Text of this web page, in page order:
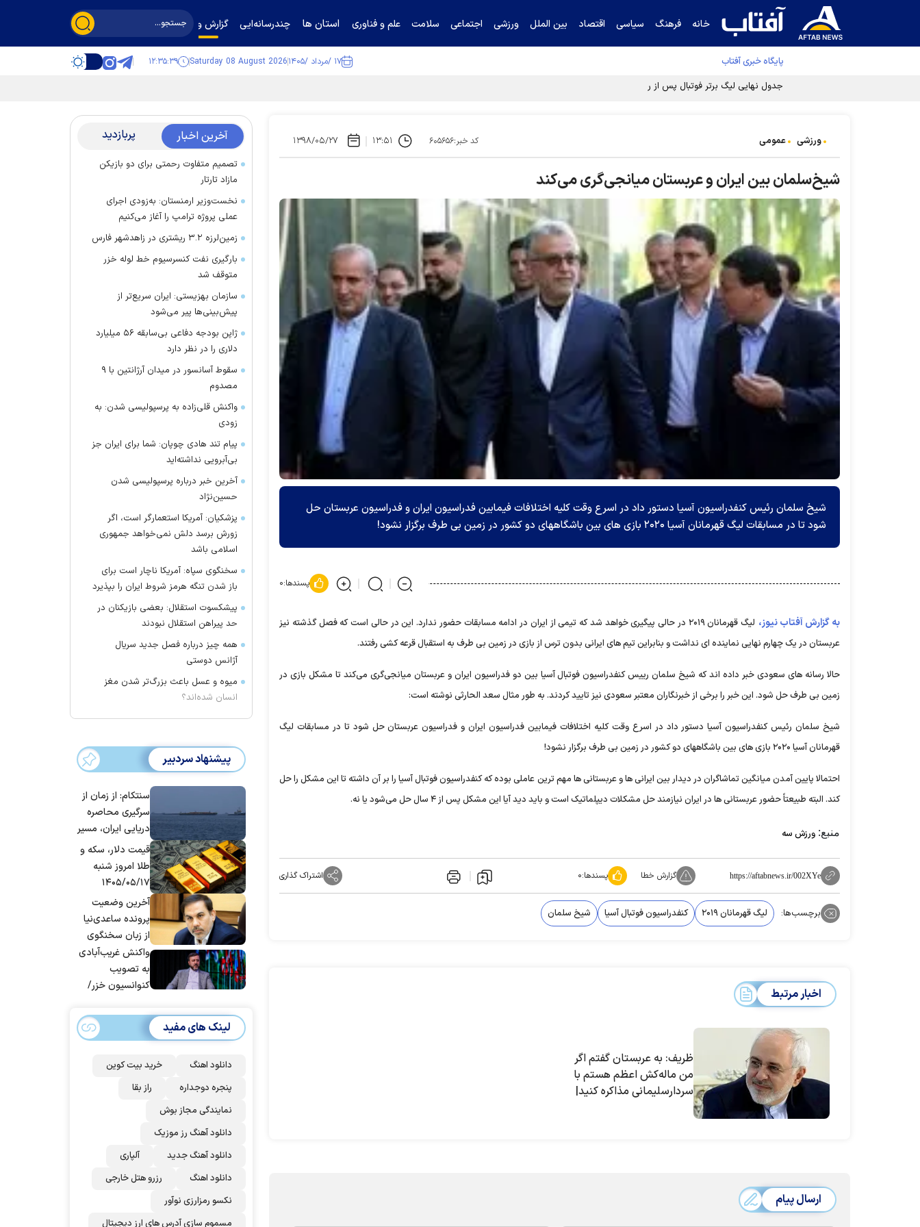
خانه فرهنگ سیاسی اقتصاد بین الملل ورزشی اجتماعی سلامت علم و فناوری استان ها چندرسانه‌ایی گزارش و گفت‌وگو
پایگاه خبری آفتاب ۱۷ /مرداد /۱۴۰۵ Saturday 08 August 2026 ۱۲:۳۵:۳۹
جدول نهایی لیگ برتر فوتبال پس از رای کمیته استیناف / گل‌گهر با تراکتور و سپاهان هم امتیاز شد
ورزشی عمومی کد خبر:۶۰۵۶۵۶ ۱۳:۵۱ ۱۳۹۸/۰۵/۲۷
شیخ‌سلمان بین ایران و عربستان میانجی‌گری می‌کند
شیخ سلمان رئیس کنفدراسیون آسیا دستور داد در اسرع وقت کلیه اختلافات فیمابین فدراسیون ایران و فدراسیون عربستان حل
شود تا در مسابقات لیگ قهرمانان آسیا ۲۰۲۰ بازی های بین باشگاههای دو کشور در زمین بی طرف برگزار نشود!
پسندها:۰
به گزارش آفتاب نیوز،
لیگ قهرمانان ۲۰۱۹ در حالی پیگیری خواهد شد که تیمی از ایران در ادامه مسابقات حضور ندارد. این در حالی است که فصل گذشته نیز
عربستان در یک چهارم نهایی نماینده ای نداشت و بنابراین تیم های ایرانی بدون ترس از بازی در زمین بی طرف به استقبال قرعه کشی رفتند.
حالا رسانه های سعودی خبر داده اند که شیخ سلمان رییس کنفدراسیون فوتبال آسیا بین دو فدراسیون ایران و عربستان میانجی‌گری می‌کند تا مشکل بازی در
زمین بی طرف حل شود. این خبر را برخی از خبرنگاران معتبر سعودی نیز تایید کردند. به طور مثال سعد الحارثی نوشته است:
شیخ سلمان رئیس کنفدراسیون آسیا دستور داد در اسرع وقت کلیه اختلافات فیمابین فدراسیون ایران و فدراسیون عربستان حل شود تا در مسابقات لیگ
قهرمانان آسیا ۲۰۲۰ بازی های بین باشگاههای دو کشور در زمین بی طرف برگزار نشود!
احتمالا پایین آمدن میانگین تماشاگران در دیدار بین ایرانی ها و عربستانی ها مهم ترین عاملی بوده که کنفدراسیون فوتبال آسیا را بر آن داشته تا این مشکل را حل
کند. البته طبیعتاً حضور عربستانی ها در ایران نیازمند حل مشکلات دیپلماتیک است و باید دید آیا این مشکل پس از ۴ سال حل می‌شود یا نه.
منبع: ورزش سه
https://aftabnews.ir/002XYe گزارش خطا پسندها:۰ اشتراک گذاری
برچسب‌ها: لیگ قهرمانان ۲۰۱۹ کنفدراسیون فوتبال آسیا شیخ سلمان
اخبار مرتبط
ظریف: به عربستان گفتم اگر
من ماله‌کش اعظم هستم با
سردارسلیمانی مذاکره کنید|
ارسال پیام
آخرین اخبار پربازدید
تصمیم متفاوت رحمتی برای دو بازیکن
مازاد تارتار
نخست‌وزیر ارمنستان: به‌زودی اجرای
عملی پروژه ترامپ را آغاز می‌کنیم
زمین‌لرزه ۳.۲ ریشتری در زاهدشهر فارس
بارگیری نفت کنسرسیوم خط لوله خزر
متوقف شد
سازمان بهزیستی: ایران سریع‌تر از
پیش‌بینی‌ها پیر می‌شود
ژاپن بودجه دفاعی بی‌سابقه ۵۶ میلیارد
دلاری را در نظر دارد
سقوط آسانسور در میدان آرژانتین با ۹
مصدوم
واکنش قلی‌زاده به پرسپولیسی شدن: به
زودی
پیام تند هادی چوپان: شما برای ایران جز
بی‌آبرویی نداشته‌اید
آخرین خبر درباره پرسپولیسی شدن
حسین‌نژاد
پزشکیان: آمریکا استعمارگر است، اگر
زورش برسد دلش نمی‌خواهد جمهوری
اسلامی باشد
سخنگوی سپاه: آمریکا ناچار است برای
باز شدن تنگه هرمز شروط ایران را بپذیرد
پیشکسوت استقلال: بعضی بازیکنان در
حد پیراهن استقلال نبودند
همه چیز درباره فصل جدید سریال
آژانس دوستی
میوه و عسل باعث بزرگ‌تر شدن مغز
انسان شده‌اند؟
پیشنهاد سردبیر
سنتکام: از زمان از
سرگیری محاصره
دریایی ایران، مسیر
بیش از ۵۰ کشتی را
تغییر داده‌ایم
قیمت دلار، سکه و
طلا امروز شنبه
۱۴۰۵/۰۵/۱۷
آخرین وضعیت
پرونده ساعدی‌نیا
از زبان سخنگوی
قوه قضاییه
واکنش غریب‌آبادی
به تصویب
کنوانسیون خزر/
می‌شود؟!
لینک های مفید
دانلود اهنگ
خرید بیت کوین
پنجره دوجداره
راز بقا
نمایندگی مجاز بوش
دانلود آهنگ رز‌ موزیک
دانلود آهنگ جدید
آلپاری
دانلود اهنگ
رزرو هتل خارجی
نکسو رمزارزی نوآور
مسموم سازی آدرس های ارز دیجیتال